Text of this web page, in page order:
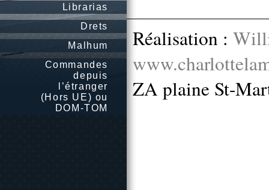
Librarias
Drets
Malhum
Commandes
depuis
l’étranger
(Hors UE) ou
DOM-TOM
Réalisation :
ZA plaine St-